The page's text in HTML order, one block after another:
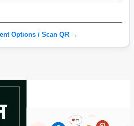
Options / Scan QR →